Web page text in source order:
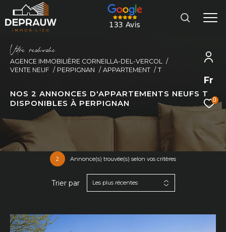
Fr
0
Vore recece
AGENCE IMMOBILIÈRE CORNEILLA-DEL-VERCOL
VENTE NEUF
PERPIGNAN APPARTEMENT T
NOS 2 ANNONCES D'APPARTEMENTS NEUFS T
DISPONIBLES À PERPIGNAN
2 Annonce(s) trouvée(s) selon vos critères
Trier par Les plus récentes